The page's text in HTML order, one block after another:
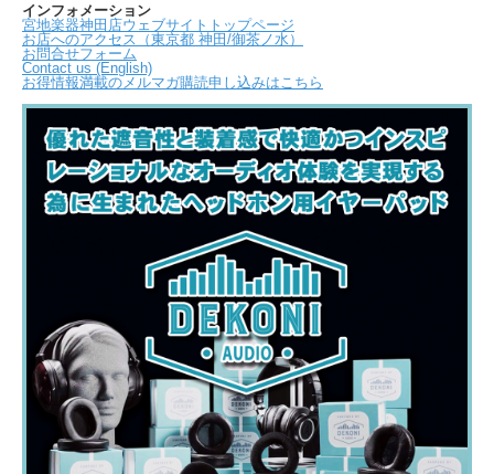
インフォメーション
宮地楽器神田店ウェブサイトトップページ
お店へのアクセス（東京都 神田/御茶ノ水）
お問合せフォーム
Contact us (English)
お得情報満載のメルマガ購読申し込みはこちら